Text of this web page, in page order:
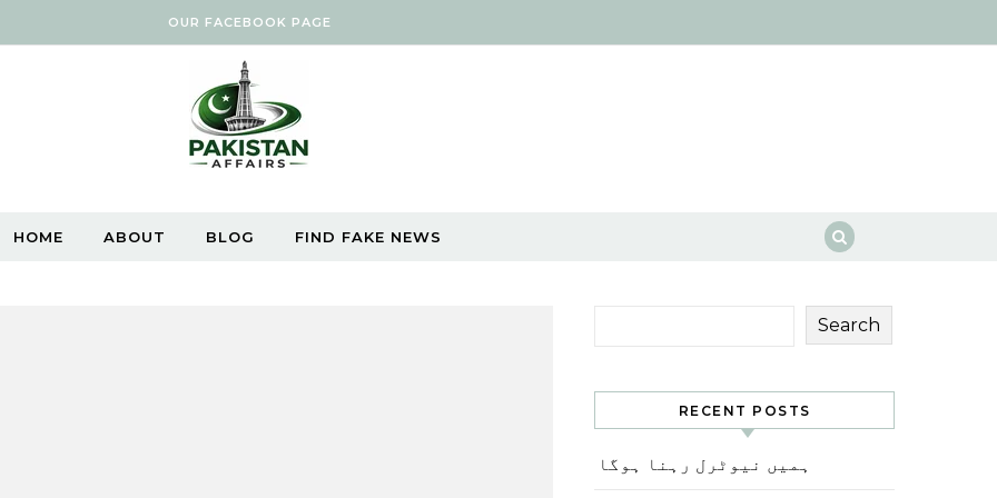
OUR FACEBOOK PAGE
HOME ABOUT BLOG FIND FAKE NEWS
Search
RECENT POSTS
ہمیں نیوٹرل رہنا ہوگا